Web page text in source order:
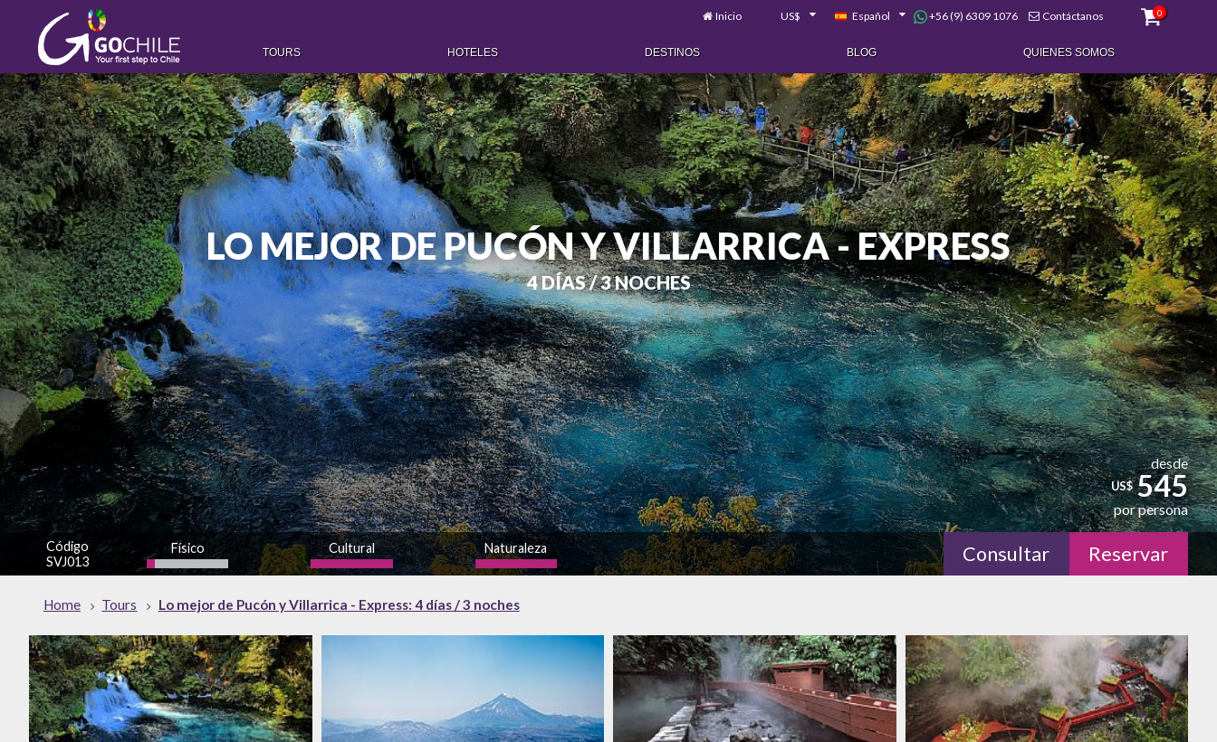
Inicio US$ Español +56 (9) 6309 1076 Contáctanos 0
TOURS HOTELES DESTINOS BLOG QUIENES SOMOS
LO MEJOR DE PUCÓN Y VILLARRICA - EXPRESS
4 DÍAS / 3 NOCHES
desde
US$ 545
por persona
Código
SVJ013
Físico Cultural Naturaleza Consultar Reservar
Home Tours Lo mejor de Pucón y Villarrica - Express: 4 días / 3 noches